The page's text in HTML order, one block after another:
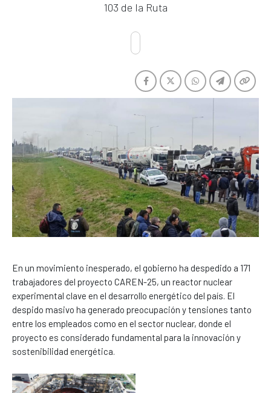
103 de la Ruta
En un movimiento inesperado, el gobierno ha despedido a 171
trabajadores del proyecto CAREN-25, un reactor nuclear
experimental clave en el desarrollo energético del país. El
despido masivo ha generado preocupación y tensiones tanto
entre los empleados como en el sector nuclear, donde el
proyecto es considerado fundamental para la innovación y
sostenibilidad energética.